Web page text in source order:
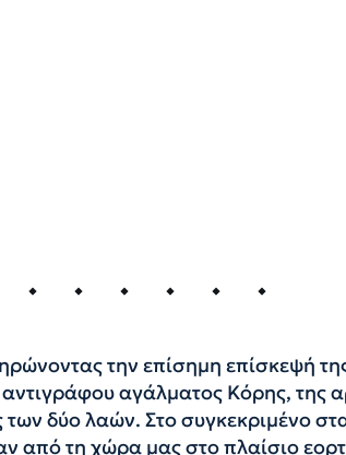
την επίσημη επίσκεψή
αγάλματος Κόρης, της
δύο λαών. Στο συγκεκριμένο
τη χώρα μας στο πλαίσιο